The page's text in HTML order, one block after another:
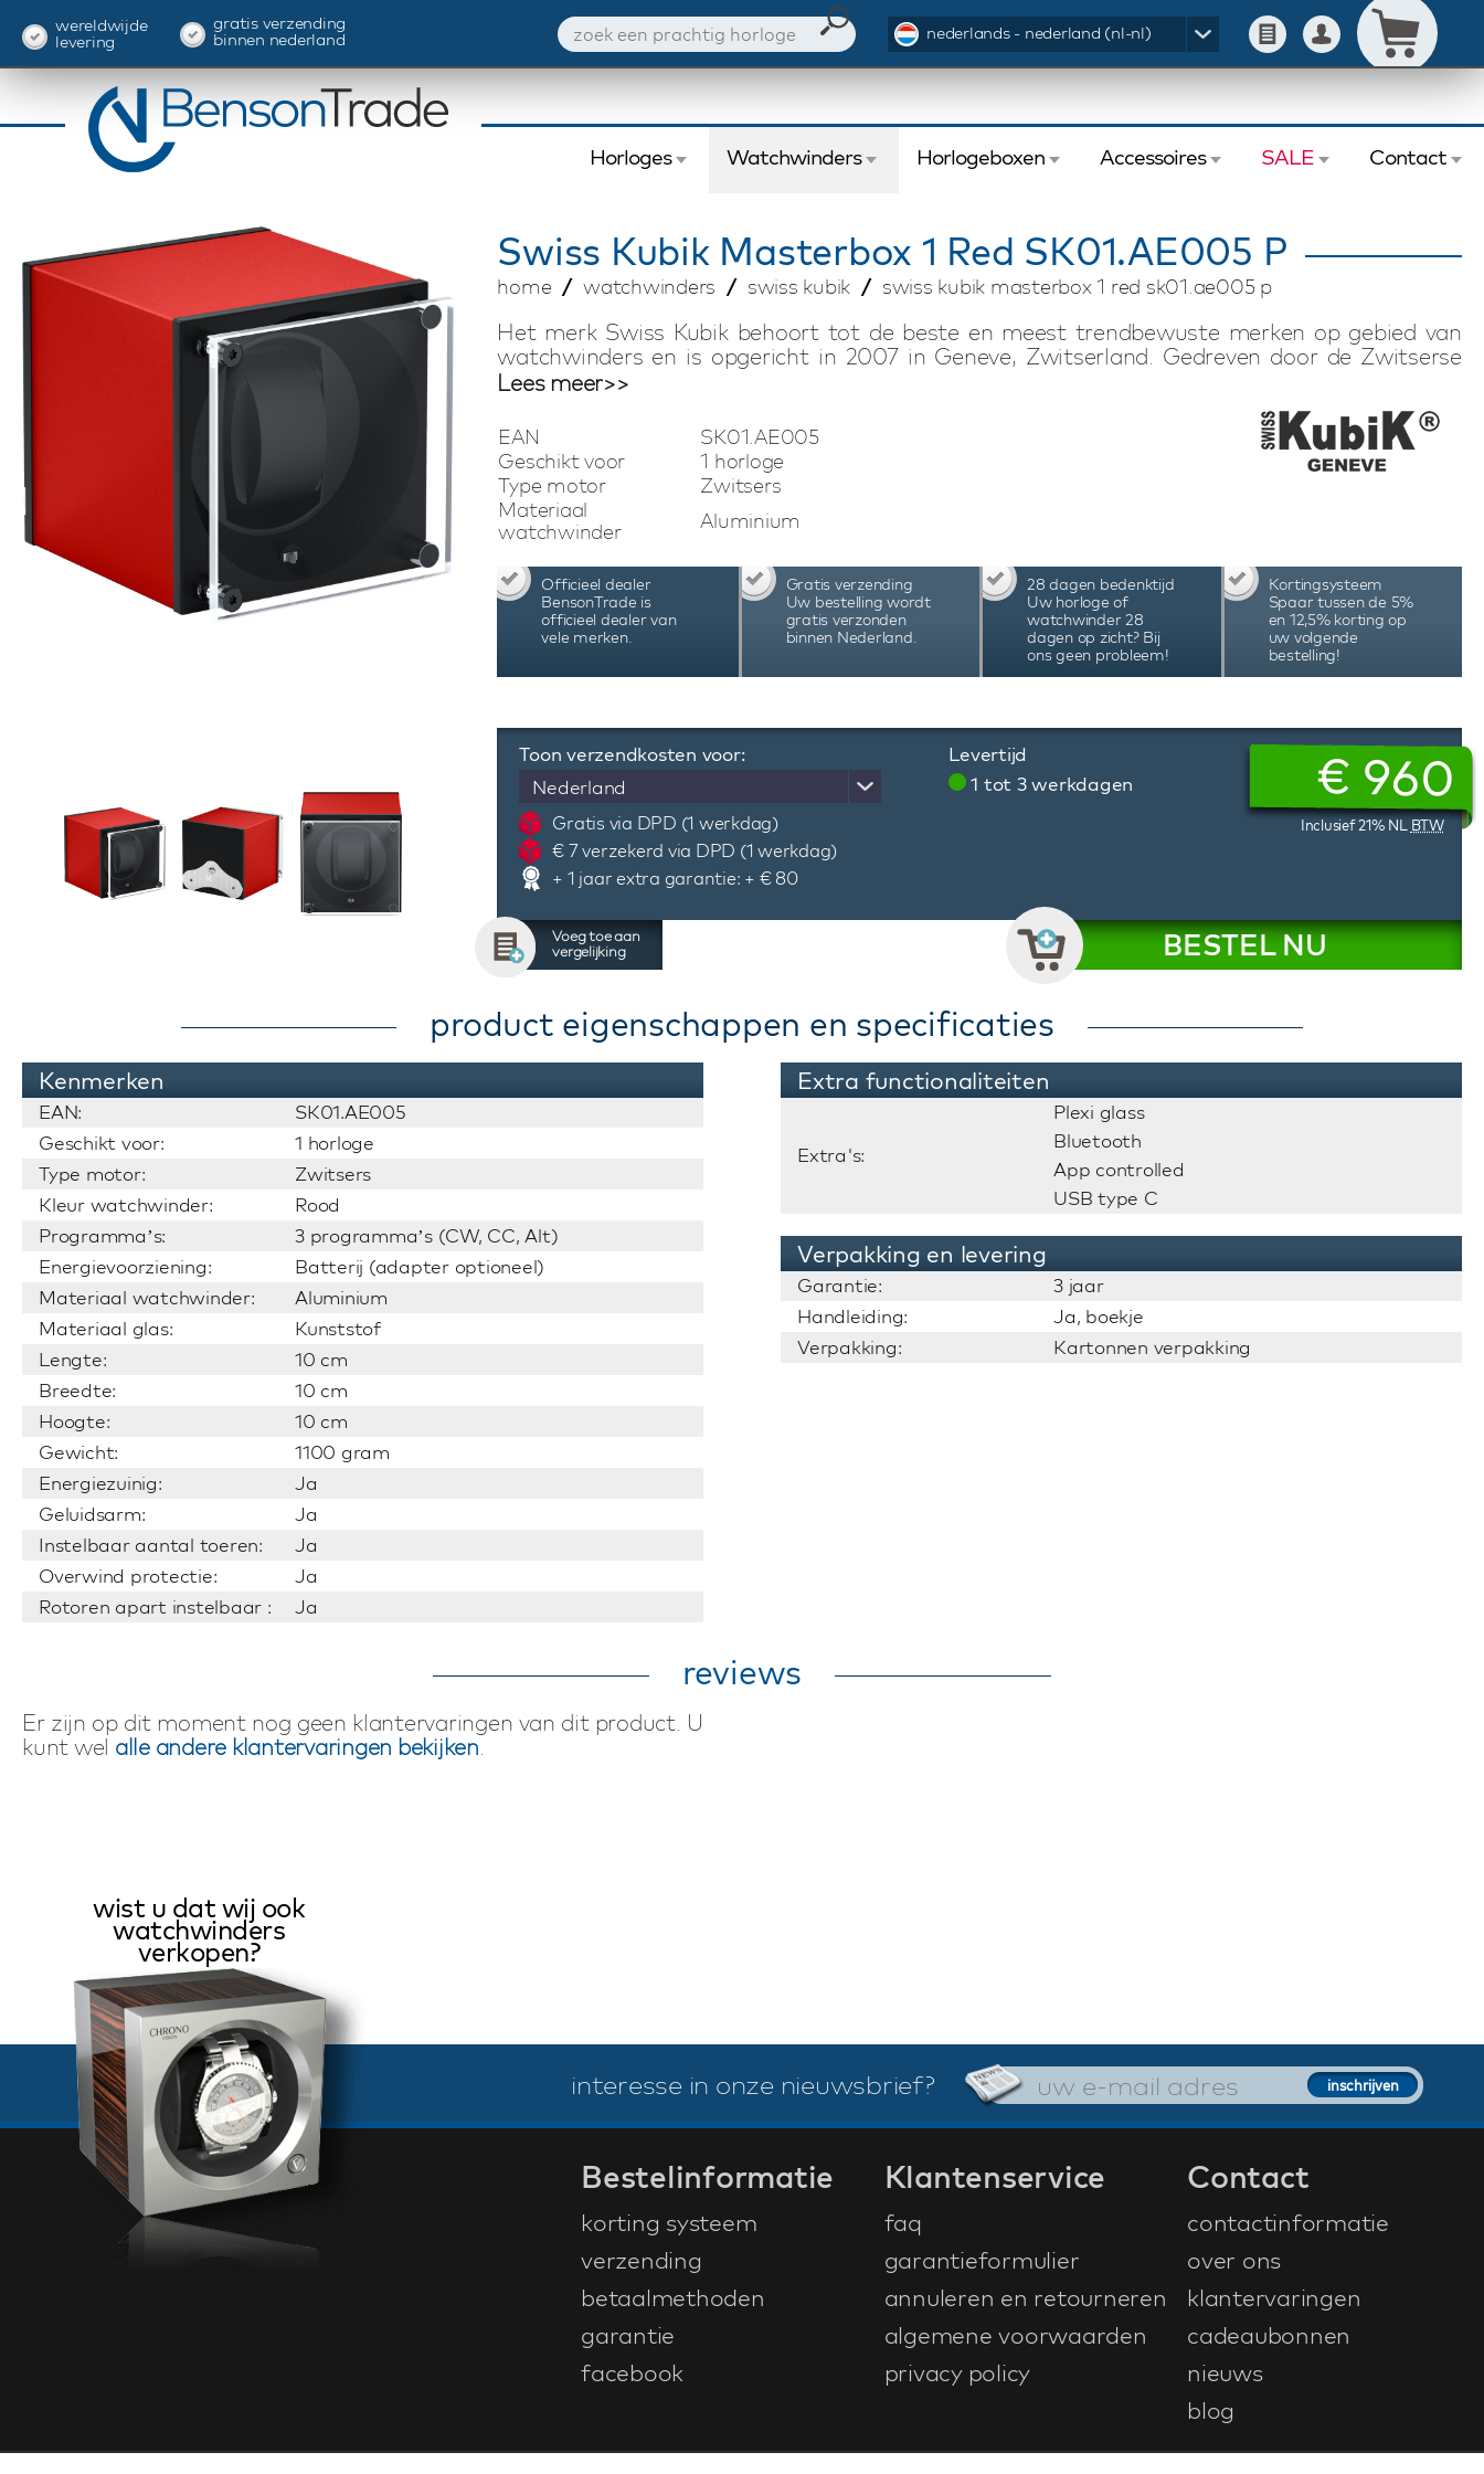
wereldwijde
levering
gratis verzending
binnen nederland nederlands - nederland (nl-nl)
Horloges Watchwinders Horlogeboxen Accessoires SALE Contact
Swiss KubikMasterbox 1 Red SK01.AE005 P
home watchwinders swiss kubik swiss kubik masterbox 1 red sk01.ae005 p
Het merk Swiss Kubik behoort tot de beste en meest trendbewuste merken op gebied van
watchwinders en is opgericht in 2007 in Geneve, Zwitserland. Gedreven door de Zwitserse
horlogetraditie biedt Swiss Kubik compacte watchwinders met Zwitserse technologie. De
Swiss Kubik watchwinders zijn voorzien van een stille, magnetische-arme en energiezuinige
motor. Elke watchwinder heeft een uitzonderlijke batterijduur van uiterlijk drie jaar, waardoor
hij gemakkelijk in een kluis kan worden bewaard of kan worden meegenomen op reis of
vakantie. Deze Swiss Kubik Masterbox watchwinder is geschikt voor het opwinden van één
automatisch horloge en maakt gebruik van Bluetooth-technologie waarbij je via de speciale
app eenvoudig het gewenste programma kan instellen, de verlichting aanpassen, de
Swiss Kubik Masterbox watchwinder kan het aantal omwentelingen en de draairichting
nauwkeurig worden ingesteld, afgestemd op de behoeften van het specifieke automatische
horloge. De Swiss Kubik Masterbox watchwinders worden met de hand geassembleerd in
Zwitserland en staan bekend vanwege hun kwaliteit, precisie en duurzaamheid, hetgeen tot
uiting komt in de garantie van 3 jaar.
Lees meer>>
EAN
SK01.AE005
Geschikt voor
1 horloge
Type motor
Zwitsers
Materiaal
watchwinder
Aluminium
Officieel dealer
BensonTrade is
officieel dealer van
vele merken.
Gratis verzending
Uw bestelling wordt
gratis verzonden
binnen Nederland.
28 dagen bedenktijd
Uw horloge of
watchwinder 28
dagen op zicht? Bij
ons geen probleem!
Kortingsysteem
Spaar tussen de 5%
en 12,5% korting op
uw volgende
bestelling!
Toon verzendkosten voor:
Nederland
Gratis via DPD (1 werkdag)
€ 7 verzekerd via DPD (1 werkdag)
+ 1 jaar extra garantie: + € 80
Levertijd
1 tot 3 werkdagen
€ 960
Inclusief 21% NL BTW
Voeg toe aan
vergelijking
BESTEL NU
product eigenschappen en specificaties
Kenmerken
EAN:
SK01.AE005
Geschikt voor:
1 horloge
Type motor:
Zwitsers
Kleur watchwinder:
Rood
Programma’s:
3 programma’s (CW, CC, Alt)
Energievoorziening:
Batterij (adapter optioneel)
Materiaal watchwinder:
Aluminium
Materiaal glas:
Kunststof
Lengte:
10 cm
Breedte:
10 cm
Hoogte:
10 cm
Gewicht:
1100 gram
Energiezuinig:
Ja
Geluidsarm:
Ja
Instelbaar aantal toeren:
Ja
Overwind protectie:
Ja
Rotoren apart instelbaar :
Ja
Extra functionaliteiten
Extra's:
Plexi glass
Bluetooth
App controlled
USB type C
Verpakking en levering
Garantie:
3 jaar
Handleiding:
Ja, boekje
Verpakking:
Kartonnen verpakking
reviews
Er zijn op dit moment nog geen klantervaringen van dit product. U
kunt wel alle andere klantervaringen bekijken.
interesse in onze nieuwsbrief?
wist u dat wij ook
watchwinders
verkopen?
Bestelinformatie
korting systeem
verzending
betaalmethoden
garantie
facebook
Klantenservice
faq
garantieformulier
annuleren en retourneren
algemene voorwaarden
privacy policy
Contact
contactinformatie
over ons
klantervaringen
cadeaubonnen
nieuws
blog